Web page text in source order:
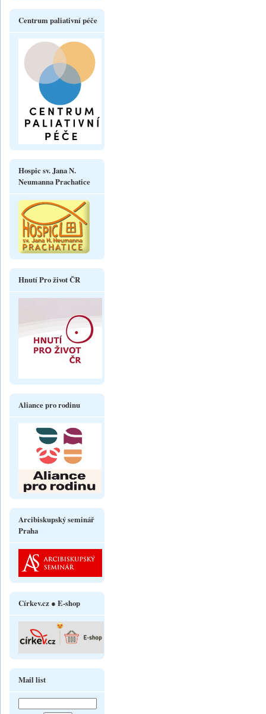
Centrum paliativní péče
Hospic sv. Jana N.
Neumanna Prachatice
Hnutí Pro život ČR
Aliance pro rodinu
Arcibiskupský seminář
Praha
Církev.cz ● E-shop
Mail list